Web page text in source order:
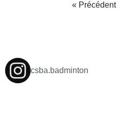
« Précédent
csba.badminton